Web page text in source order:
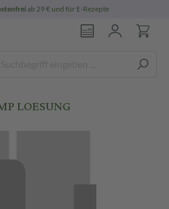
ab 29 € und für E-Rezepte
LOESUNG